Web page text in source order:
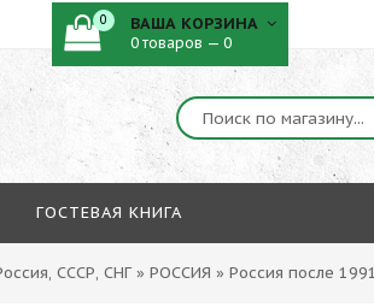
0 ВАША КОРЗИНА
0 товаров — 0
ГОСТЕВАЯ КНИГА
СССР, СНГ » РОССИЯ » Россия после